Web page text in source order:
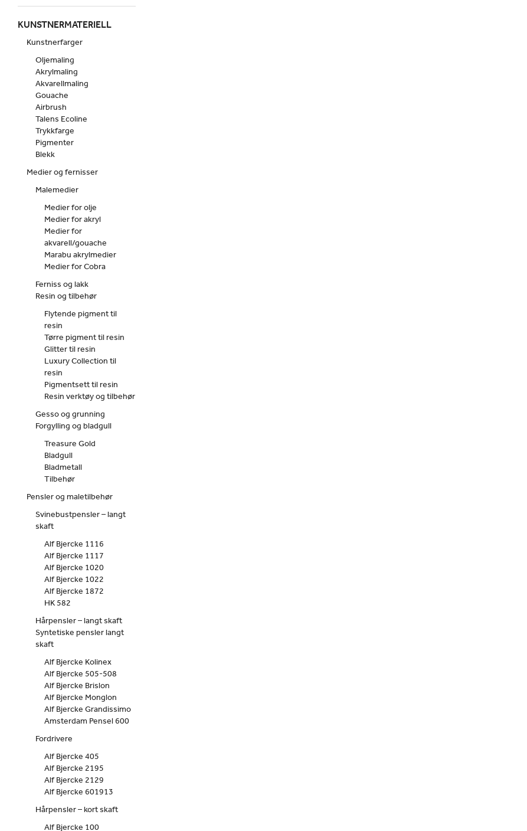
KUNSTNERMATERIELL
Kunstnerfarger
Oljemaling
Akrylmaling
Akvarellmaling
Gouache
Airbrush
Talens Ecoline
Trykkfarge
Pigmenter
Blekk
Medier og fernisser
Malemedier
Medier for olje
Medier for akryl
Medier for
akvarell/gouache
Marabu akrylmedier
Medier for Cobra
Ferniss og lakk
Resin og tilbehør
Flytende pigment til
resin
Tørre pigment til resin
Glitter til resin
Luxury Collection til
resin
Pigmentsett til resin
Resin verktøy og tilbehør
Gesso og grunning
Forgylling og bladgull
Treasure Gold
Bladgull
Bladmetall
Tilbehør
Pensler og maletilbehør
Svinebustpensler – langt
skaft
Alf Bjercke 1116
Alf Bjercke 1117
Alf Bjercke 1020
Alf Bjercke 1022
Alf Bjercke 1872
HK 582
Hårpensler – langt skaft
Syntetiske pensler langt
skaft
Alf Bjercke Kolinex
Alf Bjercke 505-508
Alf Bjercke Brislon
Alf Bjercke Monglon
Alf Bjercke Grandissimo
Amsterdam Pensel 600
Fordrivere
Alf Bjercke 405
Alf Bjercke 2195
Alf Bjercke 2129
Alf Bjercke 601913
Hårpensler – kort skaft
Alf Bjercke 100